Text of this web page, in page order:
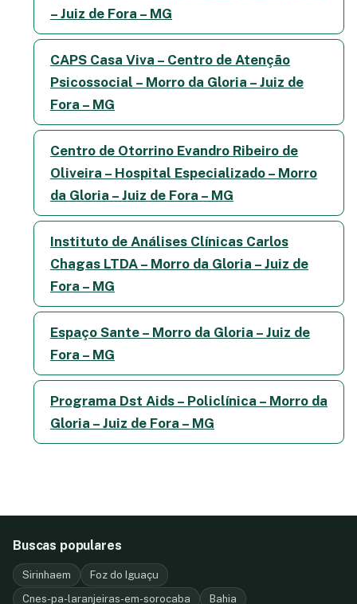
– Juiz de Fora – MG
CAPS Casa Viva – Centro de Atenção
Psicossocial – Morro da Gloria – Juiz de
Fora – MG
Centro de Otorrino Evandro Ribeiro de
Oliveira – Hospital Especializado – Morro
da Gloria – Juiz de Fora – MG
Instituto de Análises Clínicas Carlos
Chagas LTDA – Morro da Gloria – Juiz de
Fora – MG
Espaço Sante – Morro da Gloria – Juiz de
Fora – MG
Programa Dst Aids – Policlínica – Morro da
Gloria – Juiz de Fora – MG
Buscas populares
Sirinhaem
Foz do Iguaçu
Cnes-pa-laranjeiras-em-sorocaba
Bahia